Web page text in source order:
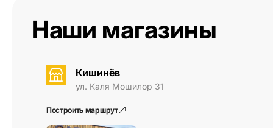
Наши магазины
Кишинёв
ул. Каля Мошилор 31
Построить маршрут